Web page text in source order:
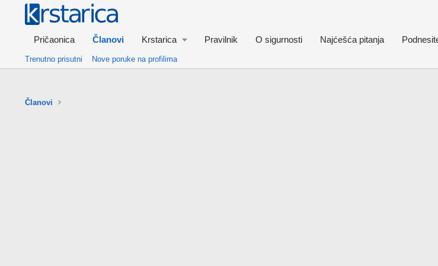
Pričaonica Članovi Krstarica Pravilnik O sigurnosti Najćešća pitanja
Trenutno prisutni Nove poruke na profilima
Članovi